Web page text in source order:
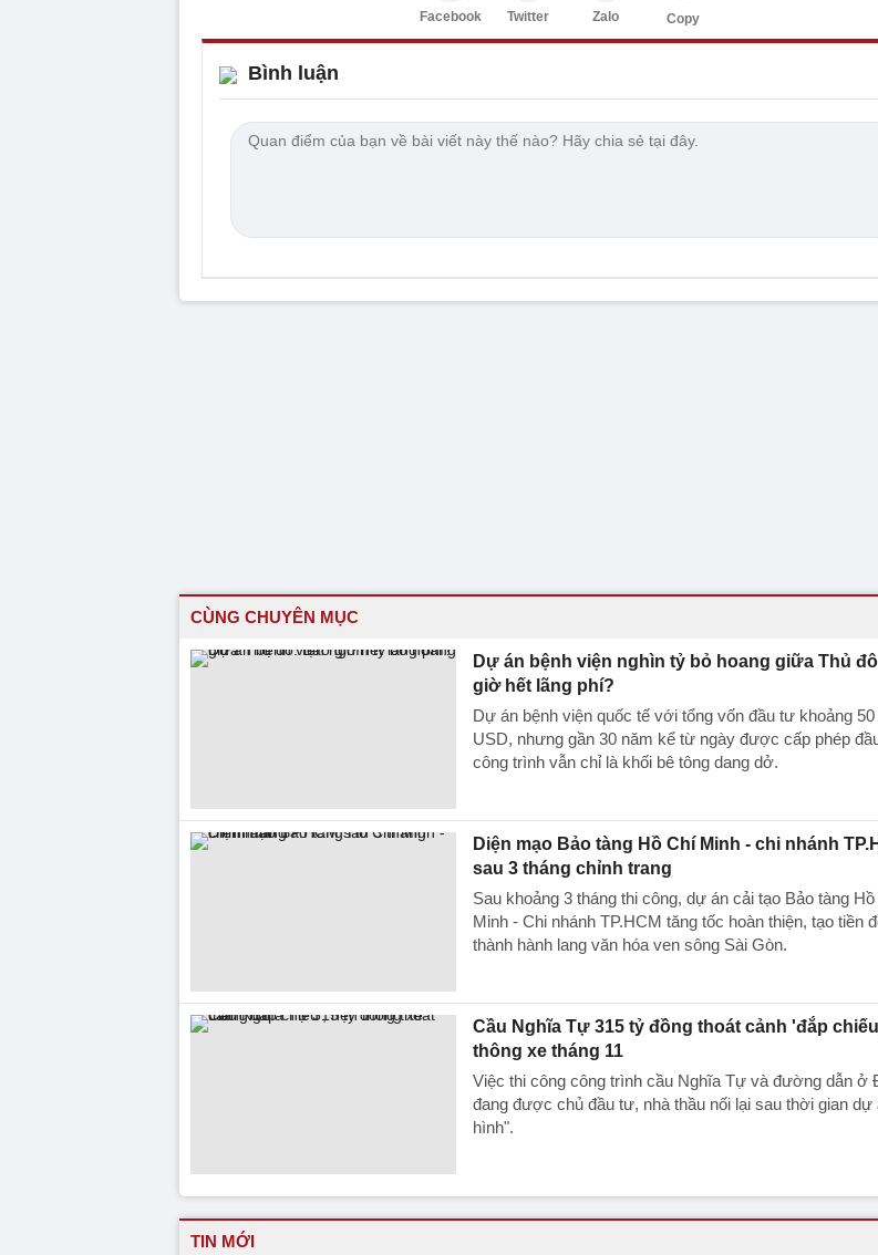
Facebook Twitter Zalo Copy
Bình luận
CÙNG CHUYÊN MỤC
Dự án bệnh viện nghìn tỷ bỏ hoang giữa Thủ
giờ hết lãng phí?
Dự án bệnh viện quốc tế với tổng vốn đầu tư khoảng 50
USD, nhưng gần 30 năm kể từ ngày được cấp phép
công trình vẫn chỉ là khối bê tông dang dở.
Diện mạo Bảo tàng Hồ Chí Minh - chi nhánh
sau 3 tháng chỉnh trang
Sau khoảng 3 tháng thi công, dự án cải tạo Bảo tàng
Minh - Chi nhánh TP.HCM tăng tốc hoàn thiện, tạo tiền
thành hành lang văn hóa ven sông Sài Gòn.
Cầu Nghĩa Tự 315 tỷ đồng thoát cảnh 'đắp
thông xe tháng 11
Việc thi công công trình cầu Nghĩa Tự và đường dẫn ở
đang được chủ đầu tư, nhà thầu nối lại sau thời gian dự
hình".
TIN MỚI